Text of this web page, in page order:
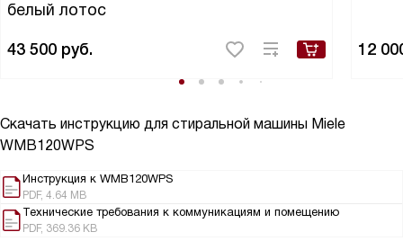
белый лотос
43 500 руб. 12
Скачать инструкцию для стиральной машины Miele
WMB120WPS
Инструкция к WMB120WPS
PDF, 4.64 MB
Технические требования к коммуникациям и помещению
PDF, 369.36 KB